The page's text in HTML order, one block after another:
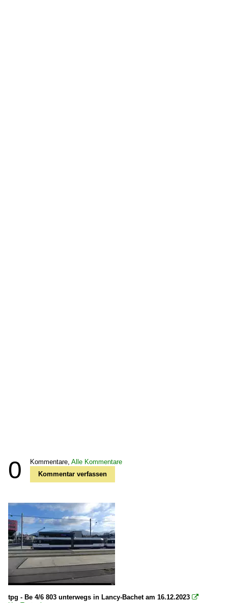
0 Kommentare, Alle Kommentare
Kommentar verfassen
tpg - Be 4/6 803 unterwegs in Lancy-Bachet am 16.12.2023 